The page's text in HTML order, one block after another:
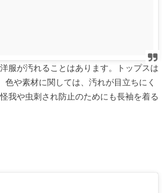
服が汚れることはあります。トップスは
色や素材に関しては、汚れが目立ちにく
我や虫刺され防止のためにも長袖を着る